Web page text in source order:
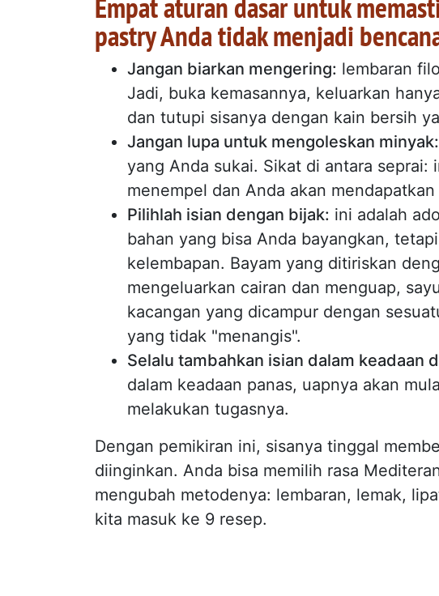
pastry Anda tidak menjadi
Jangan biarkan mengering: lembaran
Jadi, buka kemasannya, keluarkan
dan tutupi sisanya dengan kain bersih
Jangan lupa untuk mengoleskan minyak:
yang Anda sukai. Sikat di antara seprai:
menempel dan Anda akan
Pilihlah isian dengan bijak: ini adalah
bahan yang bisa Anda bayangkan,
kelembapan. Bayam yang ditiriskan
mengeluarkan cairan dan menguap,
kacangan yang dicampur dengan
yang tidak "menangis".
Selalu tambahkan isian dalam keadaan
dalam keadaan panas, uapnya akan
melakukan tugasnya.
Dengan pemikiran ini, sisanya tinggal
diinginkan. Anda bisa memilih rasa
mengubah metodenya: lembaran, lemak,
kita masuk ke 9 resep.